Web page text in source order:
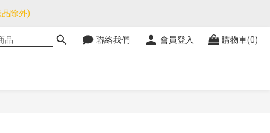
除外)
除外)
門市正常營業。
除外)
聯絡我們 會員登入 購物車(0)